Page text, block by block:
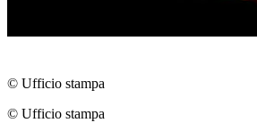
© Ufficio stampa
© Ufficio stampa